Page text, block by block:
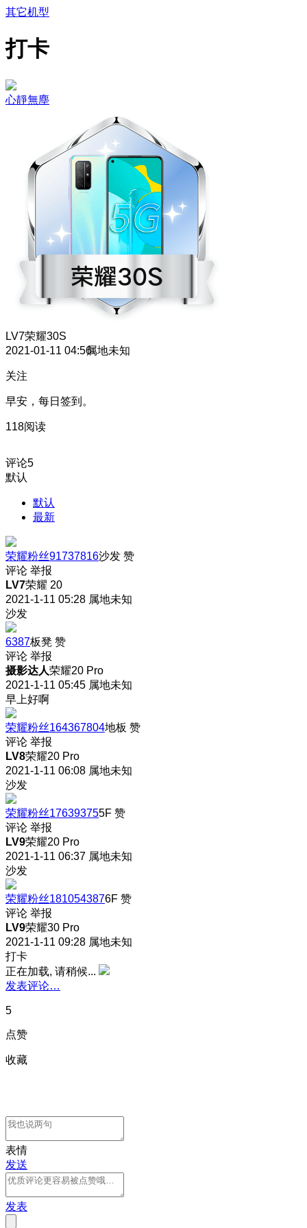
其它机型
打卡
心靜無塵
LV7荣耀30S
2021-01-11 04:56属地未知
关注
早安，每日签到。
118阅读
评论5
默认
默认
最新
荣耀粉丝91737816沙发 赞
评论 举报
LV7荣耀 20
2021-1-11 05:28 属地未知
沙发
6387板凳 赞
评论 举报
摄影达人荣耀20 Pro
2021-1-11 05:45 属地未知
早上好啊
荣耀粉丝164367804地板 赞
评论 举报
LV8荣耀20 Pro
2021-1-11 06:08 属地未知
沙发
荣耀粉丝176393755F 赞
评论 举报
LV9荣耀20 Pro
2021-1-11 06:37 属地未知
沙发
荣耀粉丝1810543876F 赞
评论 举报
LV9荣耀30 Pro
2021-1-11 09:28 属地未知
打卡
正在加载, 请稍候...
发表评论…
5
点赞
收藏
表情
发送
发表